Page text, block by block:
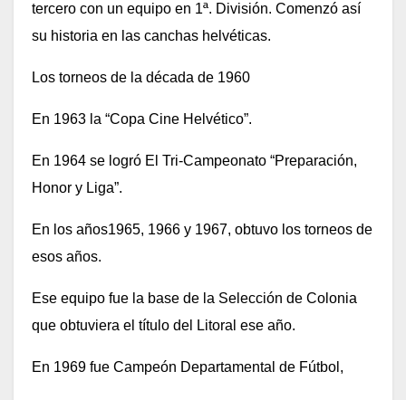
tercero con un equipo en 1ª. División. Comenzó así
su historia en las canchas helvéticas.
Los torneos de la década de 1960
En 1963 la “Copa Cine Helvético”.
En 1964 se logró El Tri-Campeonato “Preparación,
Honor y Liga”.
En los años1965, 1966 y 1967, obtuvo los torneos de
esos años.
Ese equipo fue la base de la Selección de Colonia
que obtuviera el título del Litoral ese año.
En 1969 fue Campeón Departamental de Fútbol,